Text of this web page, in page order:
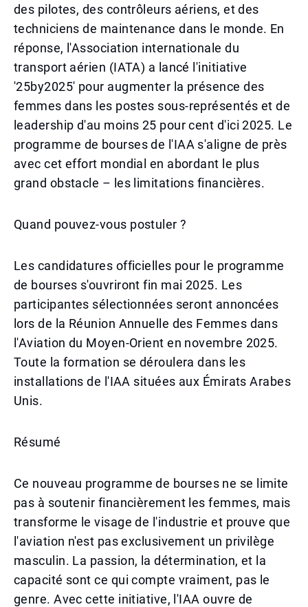
des pilotes, des contrôleurs aériens, et des
techniciens de maintenance dans le monde. En
réponse, l'Association internationale du
transport aérien (IATA) a lancé l'initiative
'25by2025' pour augmenter la présence des
femmes dans les postes sous-représentés et de
leadership d'au moins 25 pour cent d'ici 2025. Le
programme de bourses de l'IAA s'aligne de près
avec cet effort mondial en abordant le plus
grand obstacle – les limitations financières.
Quand pouvez-vous postuler ?
Les candidatures officielles pour le programme
de bourses s'ouvriront fin mai 2025. Les
participantes sélectionnées seront annoncées
lors de la Réunion Annuelle des Femmes dans
l'Aviation du Moyen-Orient en novembre 2025.
Toute la formation se déroulera dans les
installations de l'IAA situées aux Émirats Arabes
Unis.
Résumé
Ce nouveau programme de bourses ne se limite
pas à soutenir financièrement les femmes, mais
transforme le visage de l'industrie et prouve que
l'aviation n'est pas exclusivement un privilège
masculin. La passion, la détermination, et la
capacité sont ce qui compte vraiment, pas le
genre. Avec cette initiative, l'IAA ouvre de